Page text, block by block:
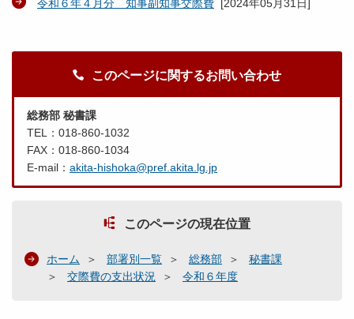
令和６年４月分 知事副知事交際費 [2024年05月31日]
このページに関するお問い合わせ
総務部 秘書課
TEL：018-860-1032
FAX：018-860-1034
E-mail： akita-hishoka@pref.akita.lg.jp
このページの現在位置
ホーム 部署別一覧 総務部
秘書課
交際費の支出状況
令和６年度